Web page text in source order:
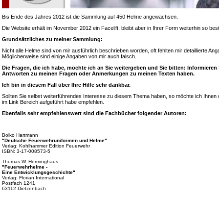
Bis Ende des Jahres 2012 ist die Sammlung auf 450 Helme angewachsen.
Die Website erhält im November 2012 ein Facelift, bleibt aber in Ihrer Form weiterhin so
Grundsätzliches zu meiner Sammlung:
Nicht alle Helme sind von mir ausführlich beschrieben worden, oft fehlten mir detaillierte
Möglicherweise sind einige Angaben von mir auch falsch.
Die Fragen, die ich habe, möchte ich an Sie weitergeben und Sie bitten: Informieren
Antworten zu meinen Fragen oder Anmerkungen zu meinen Texten haben.
Ich bin in diesem Fall über Ihre Hilfe sehr dankbar.
Sollten Sie selbst weiterführendes Interesse zu diesem Thema haben, so möchte ich Ihnen
im Link Bereich aufgeführt habe empfehlen.
Ebenfalls sehr empfehlenswert sind die Fachbücher folgender Autoren:
Bolko Hartmann
"Deutsche Feuerwehruniformen und Helme"
Verlag: Kohlhammer Edition Feuerwehr
ISBN: 3-17-008573-5
Thomas W. Herminghaus
"Feuerwehrhelme -
Eine Entwicklungsgeschichte"
Verlag: Florian International
Postfach 1241
63112 Dietzenbach